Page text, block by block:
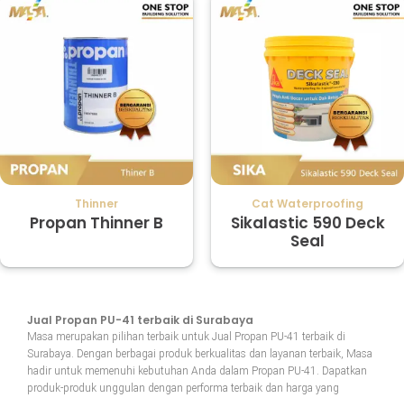
Thinner
Propan Thinner B
Cat Waterproofing
Sikalastic 590 Deck
Seal
Jual Propan PU-41 terbaik di Surabaya
Masa merupakan pilihan terbaik untuk Jual Propan PU-41 terbaik di
Surabaya. Dengan berbagai produk berkualitas dan layanan terbaik, Masa
hadir untuk memenuhi kebutuhan Anda dalam Propan PU-41. Dapatkan
produk-produk unggulan dengan performa terbaik dan harga yang